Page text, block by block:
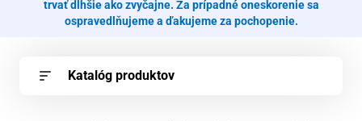
trvať dlhšie ako zvyčajne. Za prípadné oneskorenie sa
ospravedlňujeme a ďakujeme za pochopenie.
Katalóg produktov